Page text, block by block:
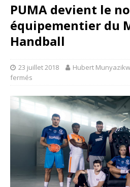
PUMA devient le
équipementier du
Handball
23 juillet 2018 Hubert
fermés